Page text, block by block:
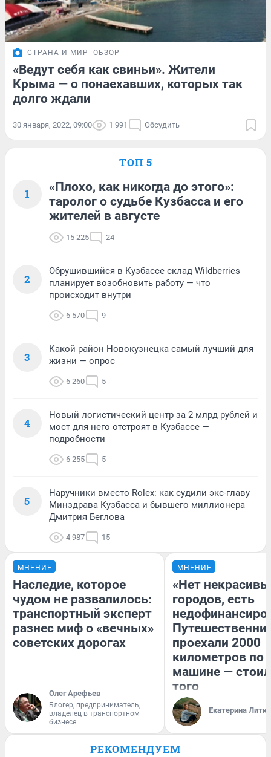
СТРАНА И МИР ОБЗОР
«Ведут себя как свиньи». Жители
Крыма — о понаехавших, которых так
долго ждали
30 января, 2022, 09:00 1 991 Обсудить
ТОП 5
1
«Плохо, как никогда до этого»:
таролог о судьбе Кузбасса и его
жителей в августе
15 225 24
2
Обрушившийся в Кузбассе склад Wildberries
планирует возобновить работу — что
происходит внутри
6 570 9
3
Какой район Новокузнецка самый лучший для
жизни — опрос
6 260 5
4
Новый логистический центр за 2 млрд рублей и
мост для него отстроят в Кузбассе —
подробности
6 255 5
5
Наручники вместо Rolex: как судили экс-главу
Минздрава Кузбасса и бывшего миллионера
Дмитрия Беглова
4 987 15
МНЕНИЕ
Наследие, которое
чудом не развалилось:
транспортный эксперт
разнес миф о «вечных»
советских дорогах
Олег Арефьев
Блогер, предприниматель,
владелец в транспортном
бизнесе
МНЕНИЕ
«Нет
городов, есть
проехали 2000
километров по
машине —
того
Екатерина
РЕКОМЕНДУЕМ